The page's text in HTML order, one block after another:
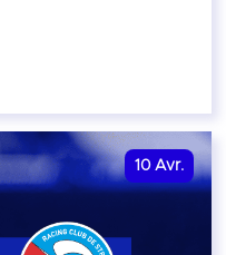
10 Avr.